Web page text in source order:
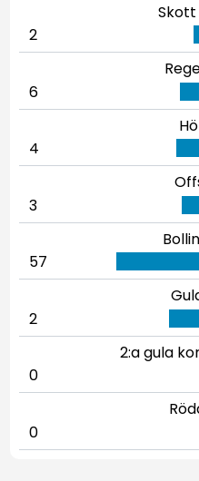
2
6
4
3
57
2
2:a gula
0
0